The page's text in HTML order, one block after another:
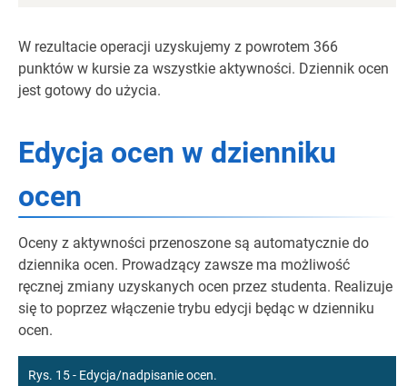
W rezultacie operacji uzyskujemy z powrotem 366
punktów w kursie za wszystkie aktywności. Dziennik ocen
jest gotowy do użycia.
Edycja ocen w dzienniku
ocen
Oceny z aktywności przenoszone są automatycznie do
dziennika ocen. Prowadzący zawsze ma możliwość
ręcznej zmiany uzyskanych ocen przez studenta. Realizuje
się to poprzez włączenie trybu edycji będąc w dzienniku
ocen.
Rys. 15 - Edycja/nadpisanie ocen.